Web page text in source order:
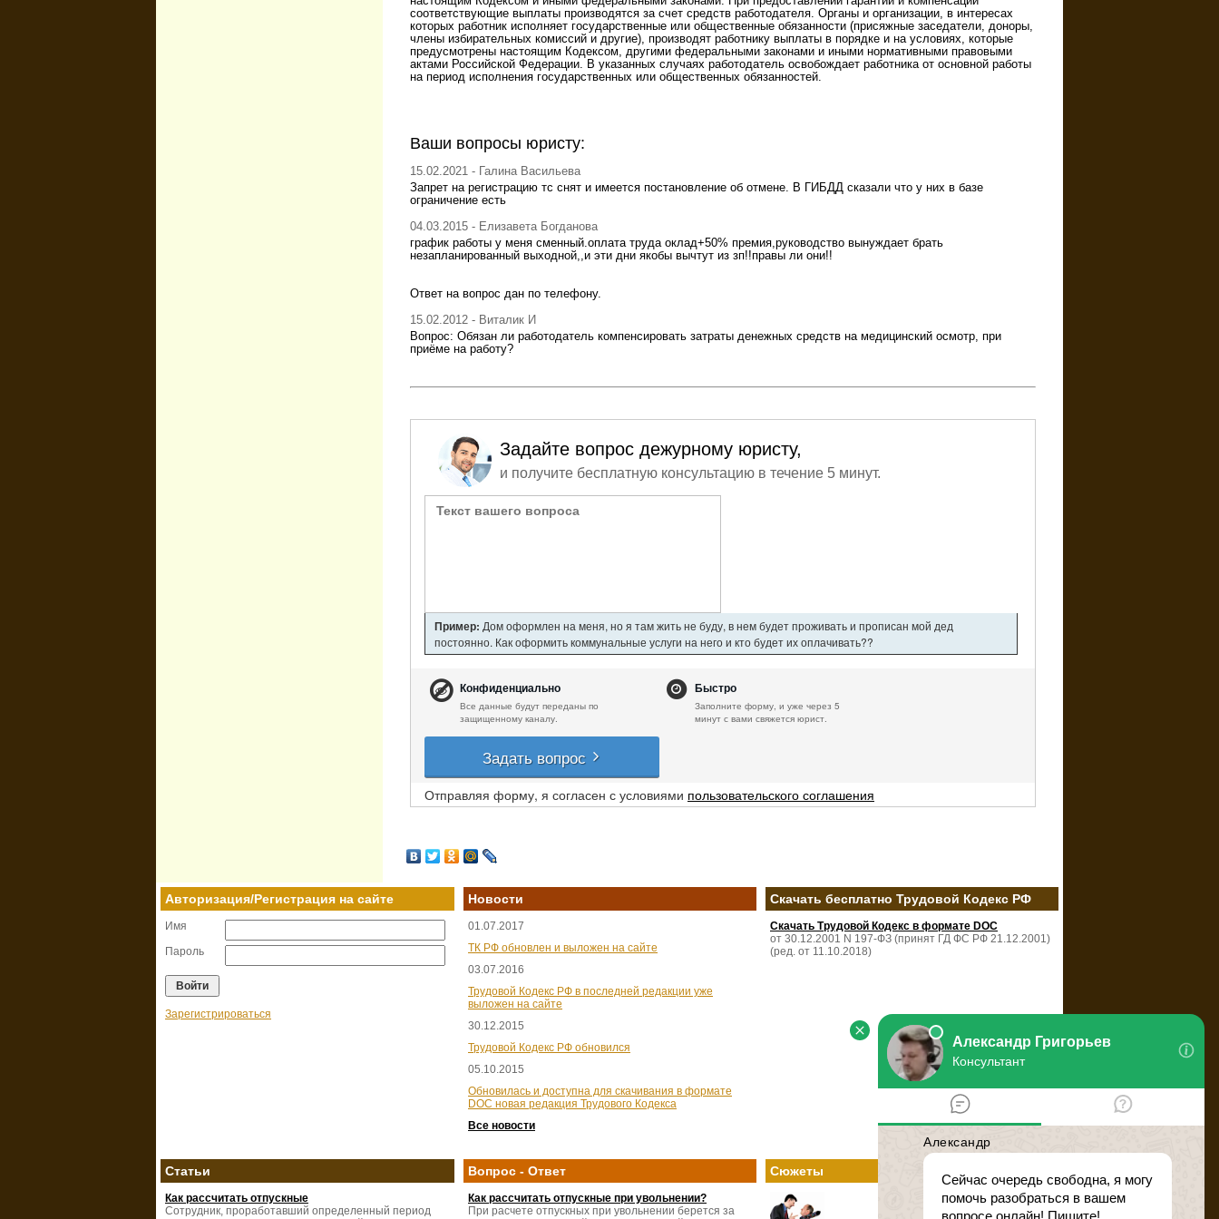
соответствующие выплаты производятся за счет средств работодателя. Органы и организации, в интересах
которых работник исполняет государственные или общественные обязанности (присяжные заседатели, доноры,
члены избирательных комиссий и другие), производят работнику выплаты в порядке и на условиях, которые
предусмотрены настоящим Кодексом, другими федеральными законами и иными нормативными правовыми
актами Российской Федерации. В указанных случаях работодатель освобождает работника от основной работы
на период исполнения государственных или общественных обязанностей.
Ваши вопросы юристу:
15.02.2021 - Галина Васильева
Запрет на регистрацию тс снят и имеется постановление об отмене. В ГИБДД сказали что у них в базе
ограничение есть
04.03.2015 - Елизавета Богданова
график работы у меня сменный.оплата труда оклад+50% премия,руководство вынуждает брать
незапланированный выходной,,и эти дни якобы вычтут из зп!!правы ли они!!
Ответ на вопрос дан по телефону.
15.02.2012 - Виталик И
Вопрос: Обязан ли работодатель компенсировать затраты денежных средств на медицинский осмотр, при
приёме на работу?
Задайте вопрос дежурному юристу,
и получите бесплатную консультацию в течение 5 минут.
Пример: Дом оформлен на меня, но я там жить не буду, в нем будет проживать и прописан мой дед
постоянно. Как оформить коммунальные услуги на него и кто будет их оплачивать??
Конфиденциально
Все данные будут переданы по
защищенному каналу.
Быстро
Заполните форму, и уже через 5
минут с вами свяжется юрист.
Задать вопрос
Отправляя форму, я согласен с условиями пользовательского соглашения
Авторизация/Регистрация на сайте
Имя
Пароль
Зарегистрироваться
Новости
01.07.2017
ТК РФ обновлен и выложен на сайте
03.07.2016
Трудовой Кодекс РФ в последней редакции уже
выложен на сайте
30.12.2015
Трудовой Кодекс РФ обновился
05.10.2015
Обновилась и доступна для скачивания в формате
DOC новая редакция Трудового Кодекса
Все новости
Скачать бесплатно Трудовой Кодекс РФ
Скачать Трудовой Кодекс в формате DOC
от 30.12.2001 N 197-ФЗ (принят ГД ФС РФ 21.12.2001)
(ред. от 11.10.2018)
Статьи
Как рассчитать отпускные
Сотрудник, проработавший определенный период
Вопрос - Ответ
Как рассчитать отпускные при увольнении?
При расчете отпускных при увольнении берется за
Сюжеты